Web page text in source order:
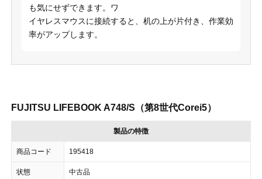
も気にせずできます。ワ
イヤレスマウスに接続すると、机の上が片付き、作業効
率がアップします。
FUJITSU LIFEBOOK A748/S（第8世代Corei5）
製品の特徴
商品コード 195418
状態 中古品